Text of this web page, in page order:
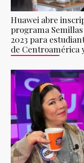
Huawei abre
programa
2023 para
de Centroamérica